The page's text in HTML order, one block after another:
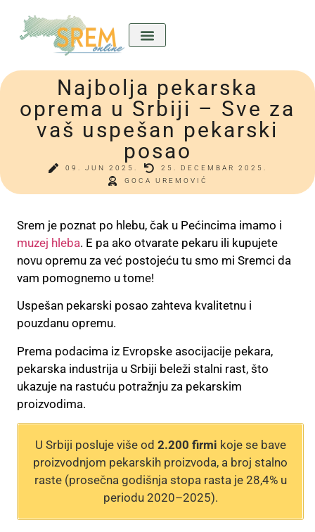
Najbolja pekarska
oprema u Srbiji – Sve za
vaš uspešan pekarski
posao
09. JUN 2025.
25. DECEMBAR 2025.
GOCA UREMOVIĆ
Srem je poznat po hlebu, čak u Pećincima imamo i
muzej hleba. E pa ako otvarate pekaru ili kupujete
novu opremu za već postojeću tu smo mi Sremci da
vam pomognemo u tome!
Uspešan pekarski posao zahteva kvalitetnu i
pouzdanu opremu.
Prema podacima iz Evropske asocijacije pekara,
pekarska industrija u Srbiji beleži stalni rast, što
ukazuje na rastuću potražnju za pekarskim
proizvodima.
U Srbiji posluje više od 2.200 firmi koje se bave
proizvodnjom pekarskih proizvoda, a broj stalno
raste (prosečna godišnja stopa rasta je 28,4% u
periodu 2020–2025).